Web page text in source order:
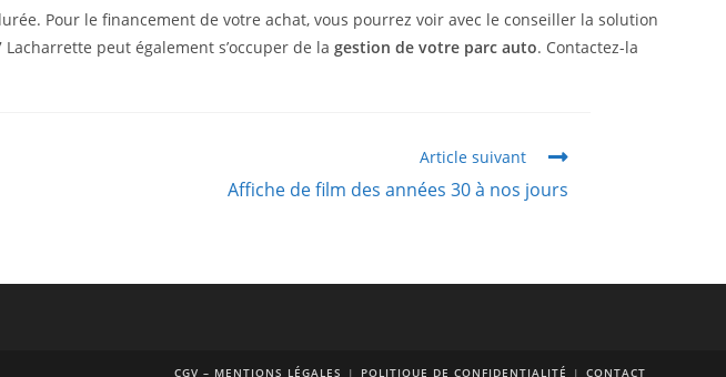
Pour le financement de votre achat, vous pourrez voir avec le conseiller la solution
Lacharrette peut également s’occuper de la gestion de votre parc auto. Contactez-la
Article suivant
Affiche de film des années 30 à nos jours
CGV – MENTIONS LÉGALES POLITIQUE DE CONFIDENTIALITÉ CONTACT